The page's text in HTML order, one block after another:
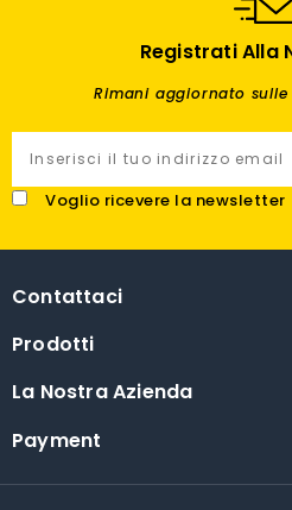
Registrati Alla
Rimani aggiornato
Voglio ricevere la newsletter
Contattaci
Prodotti
La Nostra Azienda
Payment